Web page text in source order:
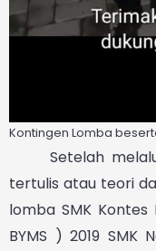
Kontingen Lomba
Setelah
tertulis atau teori
lomba SMK
BYMS ) 2019